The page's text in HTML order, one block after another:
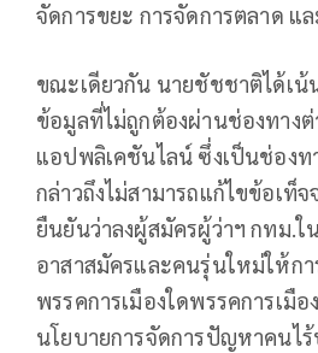
จัดการขยะ การจัดการตลาด แ
ขณะเดียวกัน นายชัชชาติได้เน้
ข้อมูลที่ไม่ถูกต้องผ่านช่องทางต่
แอปพลิเคชันไลน์ ซึ่งเป็นช่อง
กล่าวถึงไม่สามารถแก้ไขข้อเท็จ
ยืนยันว่าลงผู้สมัครผู้ว่าฯ กทม.ใ
อาสาสมัครและคนรุ่นใหม่ให้ก
พรรคการเมืองใดพรรคการเมื
นโยบายการจัดการปัญหาคนไ